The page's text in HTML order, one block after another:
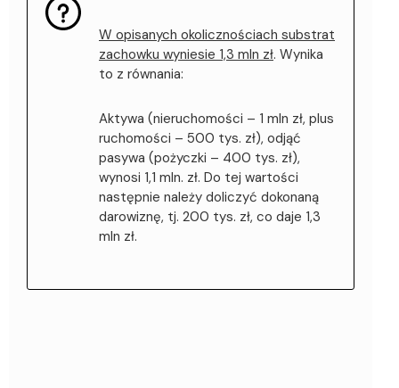
W opisanych okolicznościach substrat
zachowku wyniesie 1,3 mln zł. Wynika
to z równania:
Aktywa (nieruchomości – 1 mln zł, plus
ruchomości – 500 tys. zł), odjąć
pasywa (pożyczki – 400 tys. zł),
wynosi 1,1 mln. zł. Do tej wartości
następnie należy doliczyć dokonaną
darowiznę, tj. 200 tys. zł, co daje 1,3
mln zł.